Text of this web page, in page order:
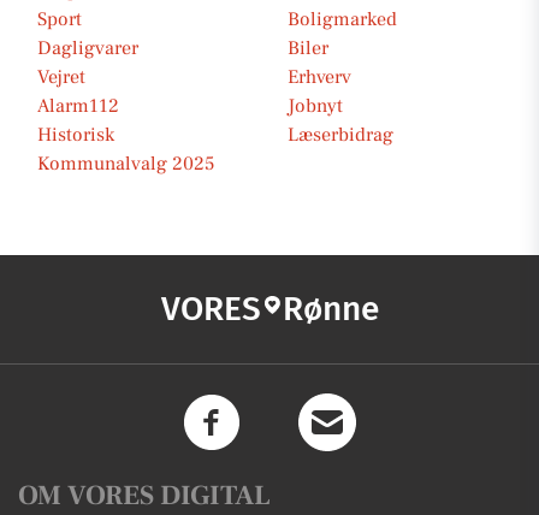
Sport
Boligmarked
Dagligvarer
Biler
Vejret
Erhverv
Alarm112
Jobnyt
Historisk
Læserbidrag
Kommunalvalg 2025
VORES Rønne
OM VORES DIGITAL